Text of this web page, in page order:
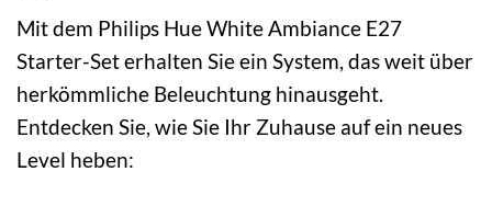
Mit dem Philips Hue White Ambiance E27
Starter-Set erhalten Sie ein System, das weit über
herkömmliche Beleuchtung hinausgeht.
Entdecken Sie, wie Sie Ihr Zuhause auf ein neues
Level heben: